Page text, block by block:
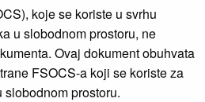
koje se koriste u svrhu
u slobodnom prostoru, ne
Ovaj dokument obuhvata
FSOCS-a koji se koriste za
prostoru.